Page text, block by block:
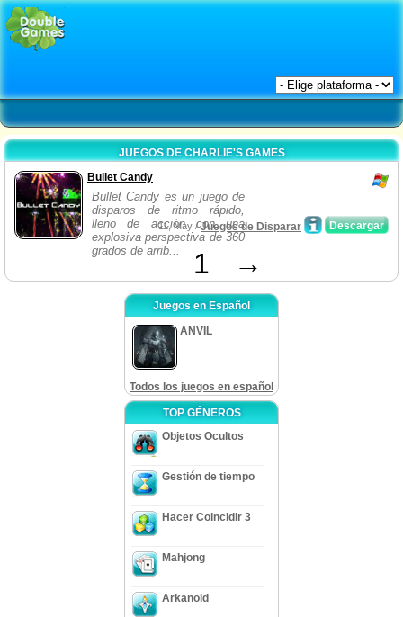
JUEGOS DE CHARLIE'S GAMES
Bullet Candy
Bullet Candy es un juego de
disparos de ritmo rápido,
lleno de acción con una
explosiva perspectiva de 360
grados de arrib...
Descargar
11, May /Juegos de Disparar
1 →
Juegos en Español
ANVIL
Todos los juegos en español
TOP GÉNEROS
Objetos Ocultos
Gestión de tiempo
Hacer Coincidir 3
Mahjong
Arkanoid